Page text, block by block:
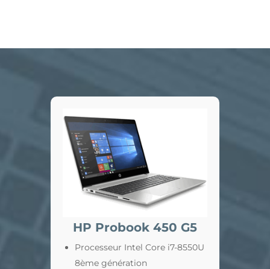
HP Probook 450 G5
Processeur Intel Core i7-8550U
8ème génération